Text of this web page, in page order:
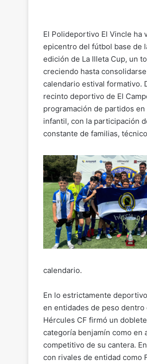
y
Li
n
k
l
e
b
o
o
k
s
A
p
p
El Polideportivo El Vincle ha
epicentro del fútbol base de
edición de La Illeta Cup, un
creciendo hasta
calendario estival formativo.
recinto deportivo de El
programación de partidos
infantil, con la participación
constante de familias,
calendario.
En lo estrictamente
en entidades de peso
Hércules CF firmó un
categoría benjamín como en
competitivo de su cantera.
con rivales de entidad como